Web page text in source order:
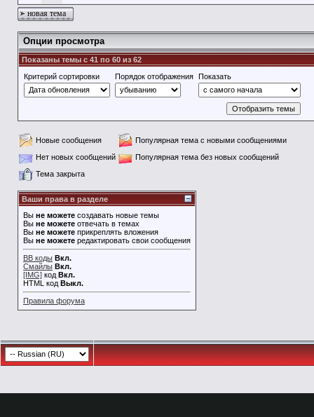
новая тема
Опции просмотра
Показаны темы с 41 по 60 из 62
Критерий сортировки
Порядок отображения Показать
Новые сообщения
Популярная тема с новыми сообщениями
Нет новых сообщений
Популярная тема без новых сообщений
Тема закрыта
Ваши права в разделе
Вы не можете создавать новые темы
Вы не можете отвечать в темах
Вы не можете прикреплять вложения
Вы не можете редактировать свои сообщения
BB коды Вкл.
Смайлы Вкл.
[IMG] код Вкл.
HTML код Выкл.
Правила форума